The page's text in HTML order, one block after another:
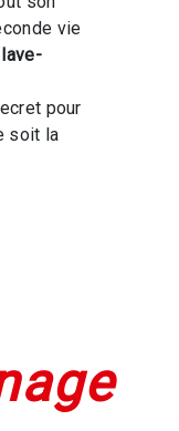
vie
lave-
pour
soit la